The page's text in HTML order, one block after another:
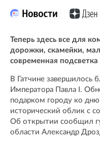
Теперь здесь все для
дорожки, скамейки,
современная подсветка
В Гатчине завершилось
Императора Павла I.
подарком городу ко
исторический облик с
Об открытии сообщил
области Александр